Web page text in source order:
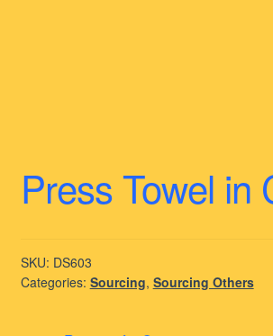
Press Towel in
SKU: DS603
Categories: Sourcing, Sourcing Others